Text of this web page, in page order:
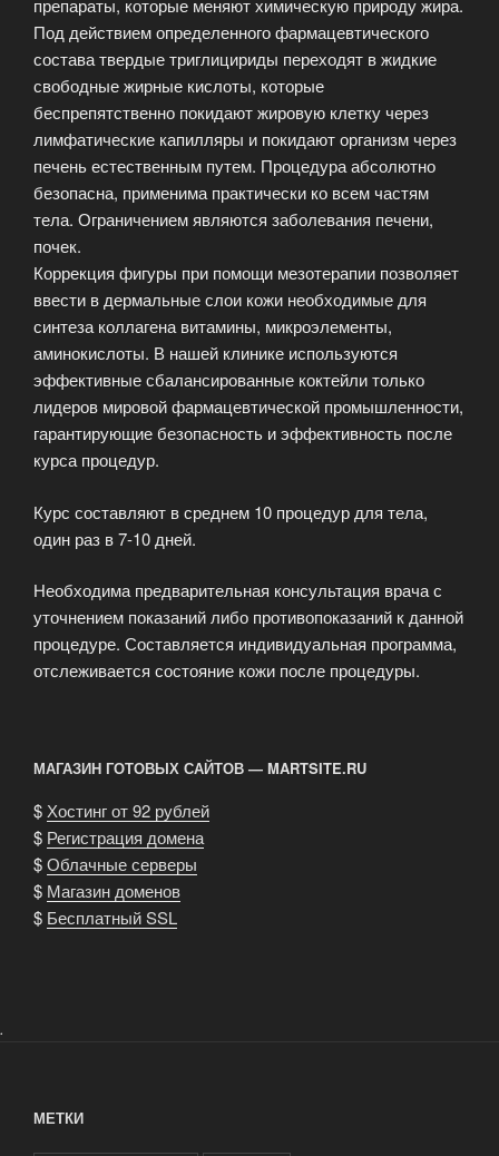
препараты, которые меняют химическую природу жира.
Под действием определенного фармацевтического
состава твердые триглицириды переходят в жидкие
свободные жирные кислоты, которые
беспрепятственно покидают жировую клетку через
лимфатические капилляры и покидают организм через
печень естественным путем. Процедура абсолютно
безопасна, применима практически ко всем частям
тела. Ограничением являются заболевания печени,
почек.
Коррекция фигуры при помощи мезотерапии позволяет
ввести в дермальные слои кожи необходимые для
синтеза коллагена витамины, микроэлементы,
аминокислоты. В нашей клинике используются
эффективные сбалансированные коктейли только
лидеров мировой фармацевтической промышленности,
гарантирующие безопасность и эффективность после
курса процедур.
Курс составляют в среднем 10 процедур для тела,
один раз в 7-10 дней.
Необходима предварительная консультация врача с
уточнением показаний либо противопоказаний к данной
процедуре. Составляется индивидуальная программа,
отслеживается состояние кожи после процедуры.
МАГАЗИН ГОТОВЫХ САЙТОВ — MARTSITE.RU
$Хостинг от 92 рублей
$ Регистрация домена
$Облачные серверы
$ Магазин доменов
$ Бесплатный SSL
.
МЕТКИ